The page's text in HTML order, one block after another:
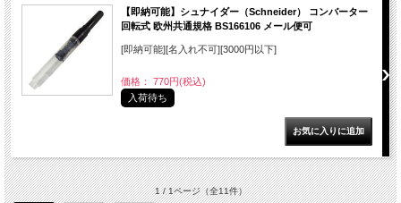
【即納可能】シュナイダー（Schneider） コンバーター
回転式 欧州共通規格 BS166106 メール便可
[即納可能][名入れ不可][3000円以下]
価格： 770円(税込)
入荷待ち
1 / 1ページ（全11件）